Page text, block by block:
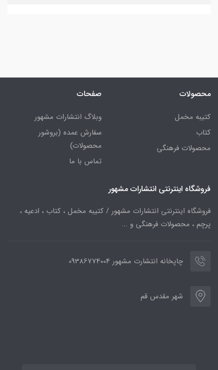
محصولات
کتیبه مخمل
کتاب
محصولات فرهنگی
صفحات
وبلاگ انتشارات مشهور
سفارش عمده (بروشور
محصولات)
تماس با ما
فروشگاه اینترنتی انتشارات مشهور
فروشگاه اینترنتی انتشارات مشهور / کتیبه مخمل ، کتاب ، ادعیه ،
پرچم ، محصولات فرهنگی و ...
چاپخانه انتشارت مشهور 09386774004
شهر مقدس قم